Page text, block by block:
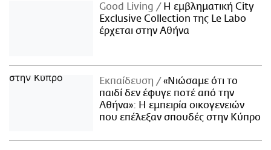
Good Living
Η εμβληματική City
Exclusive Collection της Le Labo
έρχεται στην Αθήνα
Εκπαίδευση
«Νιώσαμε ότι το
παιδί δεν έφυγε ποτέ από την
Αθήνα»: Η εμπειρία οικογενειών
που επέλεξαν σπουδές στην Κύπρο